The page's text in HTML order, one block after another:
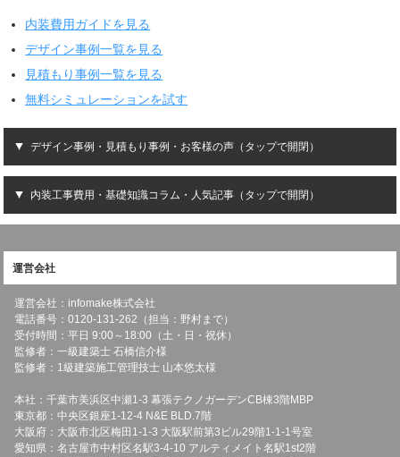
内装費用ガイドを見る
デザイン事例一覧を見る
見積もり事例一覧を見る
無料シミュレーションを試す
デザイン事例・見積もり事例・お客様の声（タップで開閉）
内装工事費用・基礎知識コラム・人気記事（タップで開閉）
運営会社
運営会社：infomake株式会社
電話番号：0120-131-262（担当：野村まで）
受付時間：平日 9:00～18:00（土・日・祝休）
監修者：一級建築士 石橋信介様
監修者：1級建築施工管理技士 山本悠太様
本社：千葉市美浜区中瀬1-3 幕張テクノガーデンCB棟3階MBP
東京都：中央区銀座1-12-4 N&E BLD.7階
大阪府：大阪市北区梅田1-1-3 大阪駅前第3ビル29階1-1-1号室
愛知県：名古屋市中村区名駅3-4-10 アルティメイト名駅1st2階